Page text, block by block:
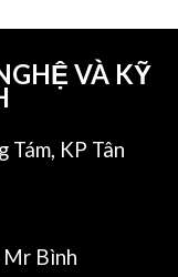
VÀ KỸ
Tám, KP Tân
Bình